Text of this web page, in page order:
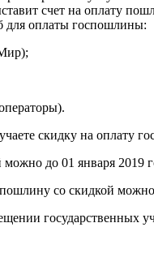
счет на оплату
для оплаты госпошлины:
скидку на оплату
до 01 января
со скидкой